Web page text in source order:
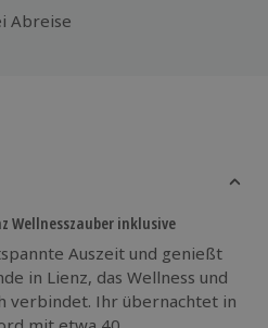
Abreise
Wellnesszauber inklusive
Auszeit und genießt
in Lienz, das Wellness und
verbindet. Ihr übernachtet in